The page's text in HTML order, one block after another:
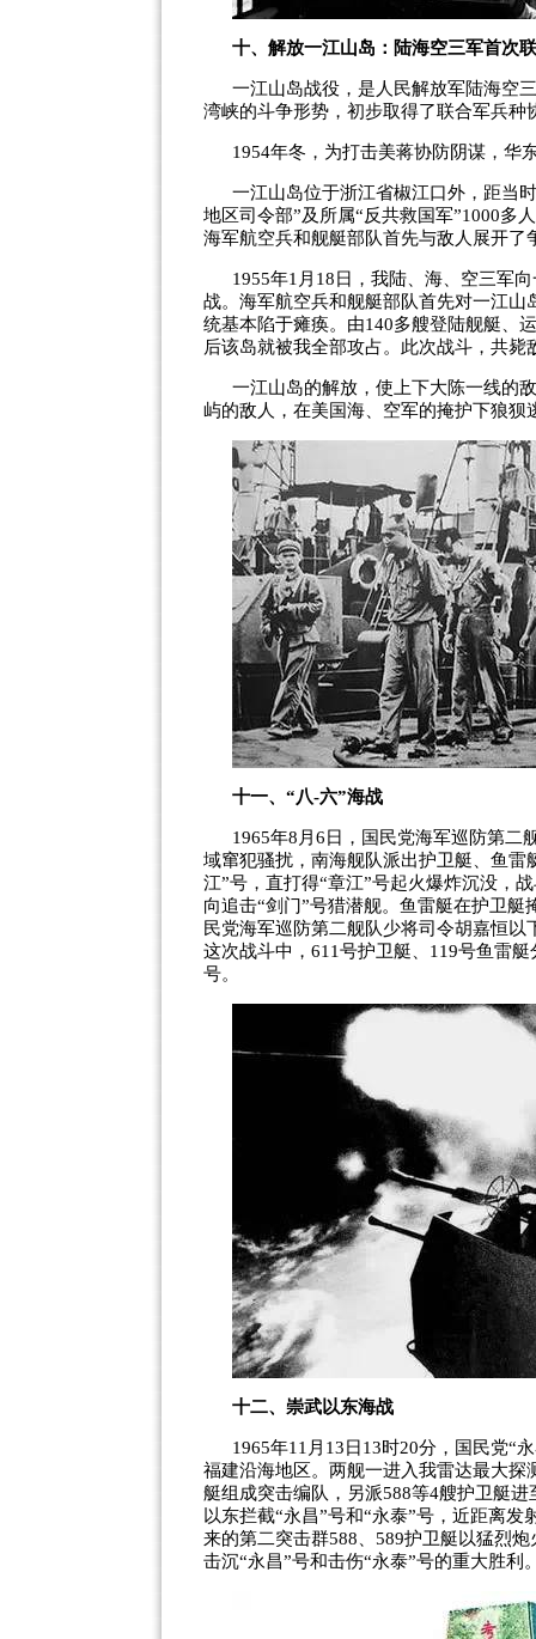
十、解放一江山岛：陆海空三军首次
一江山岛战役，是人民解放军陆海空
湾峡的斗争形势，初步取得了联合军兵种
1954年冬，为打击美蒋协防阴谋，华
一江山岛位于浙江省椒江口外，距当
地区司令部”及所属“反共救国军”1000多
海军航空兵和舰艇部队首先与敌人展开了
1955年1 月 18 日，我陆、海、空三军
战。海军航空兵和舰艇部队首先对一江
统基本陷于瘫痪。由140多艘登陆舰艇、
后该岛就被我全部攻占。此次战斗，共毙
一江山岛的解放，使上下大陈一线的
屿的敌人，在美国海、空军的掩护下狼
十一、 “八-六”海战
1965年8 月 6 日，国民党海军巡防第二
域窜犯骚扰，南海舰队派出护卫艇、鱼雷
江”号，直打得“章江”号起火爆炸沉没，
向追击“剑门”号猎潜舰。鱼雷艇在护卫艇
民党海军巡防第二舰队少将司令胡嘉恒以
这次战斗中， 611号护卫艇、 119号鱼雷艇
号。
十二、崇武以东海战
1965年11 月 13 日 13时20分，国民党“
福建沿海地区。两舰一进入我雷达最大
艇组成突击编队，另派588等4艘护卫艇进
以东拦截“永昌”号和“永泰”号，近距离发
来的第二突击群588 589护卫艇以猛烈炮
击沉“永昌”号和击伤“永泰”号的重大胜利